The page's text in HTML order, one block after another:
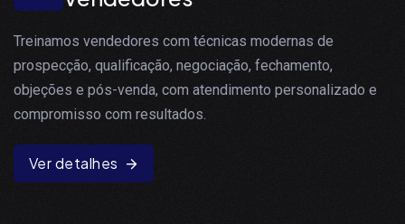
Treinamos vendedores com técnicas modernas de
prospecção, qualificação, negociação, fechamento,
objeções e pós-venda, com atendimento personalizado e
compromisso com resultados.
Ver detalhes